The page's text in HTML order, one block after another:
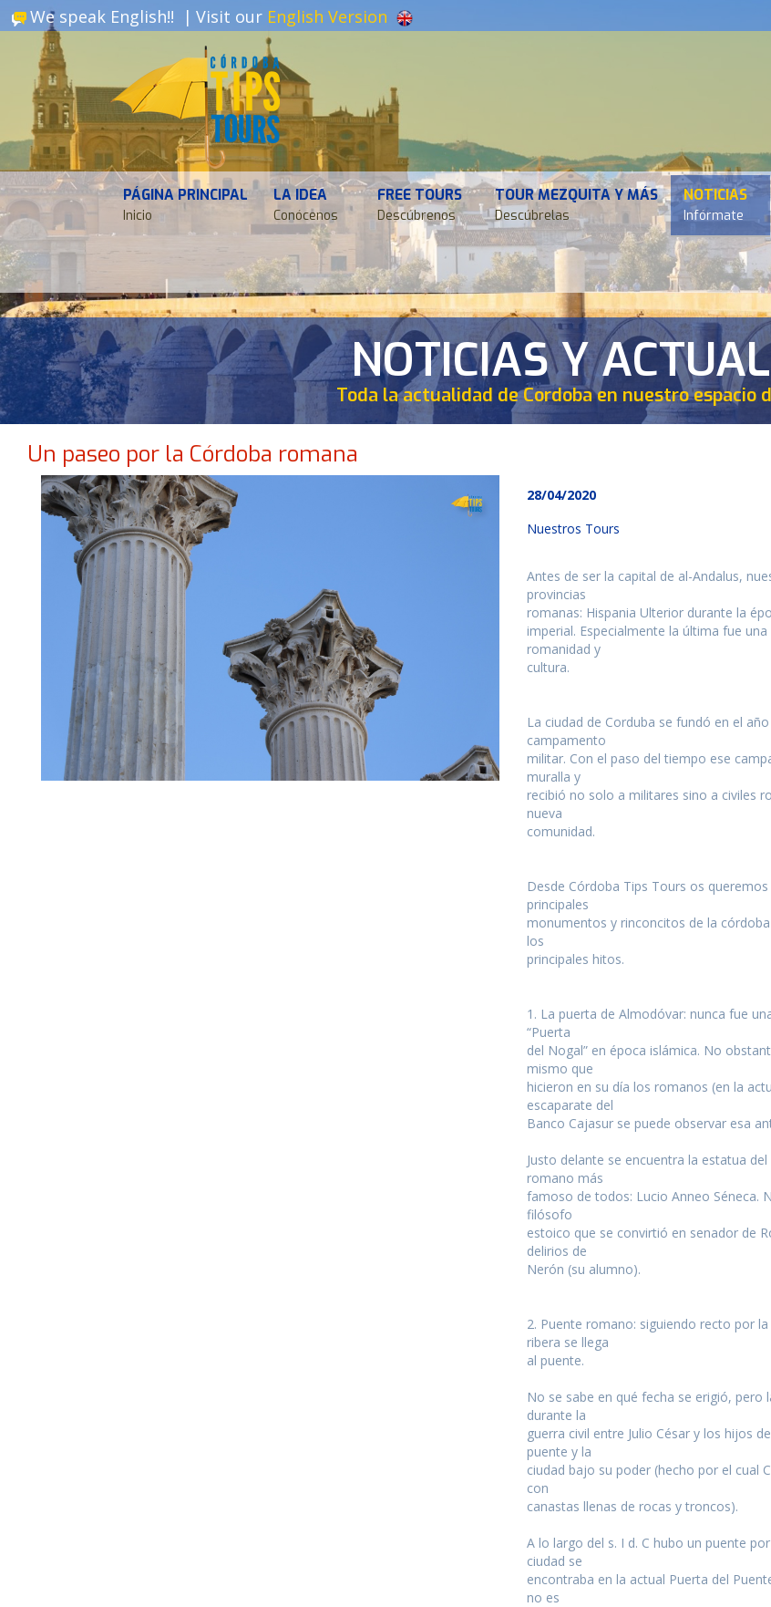
We speak English!! | Visit our English Version
PÁGINA PRINCIPAL
Inicio
LA IDEA
Conócenos
FREE TOURS
Descúbrenos
TOUR MEZQUITA Y MÁS
Descúbrelas
NOTICIAS
Infórmate
NOTICIAS Y
Toda la actualidad de Cordoba en nuestro espacio
NOTICIAS Y
Toda la actualidad de Cordoba en nuestro espacio
NOTICIAS Y
Toda la actualidad de Cordoba en nuestro espacio
Un paseo por la Córdoba romana
28/04/2020
Nuestros Tours
Antes de ser la capital de al-Andalus,
provincias
romanas: Hispania Ulterior durante la
imperial. Especialmente la última fue
romanidad y
cultura.
La ciudad de Corduba se fundó en el
campamento
militar. Con el paso del tiempo ese
muralla y
recibió no solo a militares sino a civiles
nueva
comunidad.
Desde Córdoba Tips Tours os
principales
monumentos y rinconcitos de la
los
principales hitos.
1. La puerta de Almodóvar: nunca fue
“Puerta
del Nogal” en época islámica. No
mismo que
hicieron en su día los romanos (en la
escaparate del
Banco Cajasur se puede observar esa
Justo delante se encuentra la estatua
romano más
famoso de todos: Lucio Anneo Séneca.
filósofo
estoico que se convirtió en senador de
delirios de
Nerón (su alumno).
2. Puente romano: siguiendo recto por
ribera se llega
al puente.
No se sabe en qué fecha se erigió,
durante la
guerra civil entre Julio César y los hijos
puente y la
ciudad bajo su poder (hecho por el cual
con
canastas llenas de rocas y troncos).
A lo largo del s. I d. C hubo un puente
ciudad se
encontraba en la actual Puerta del
no es